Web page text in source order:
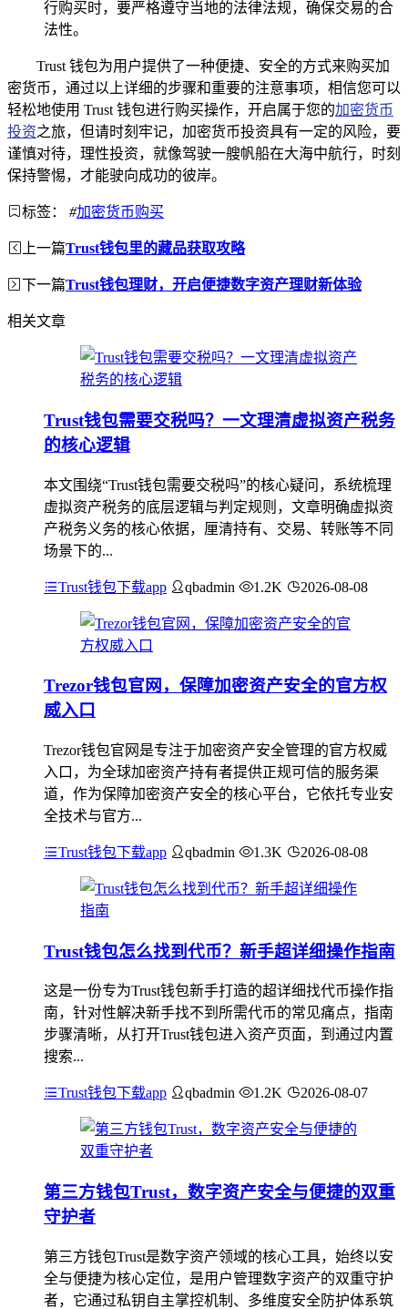
行购买时，要严格遵守当地的法律法规，确保交易的合
法性。
Trust 钱包为用户提供了一种便捷、安全的方式来购买加
密货币，通过以上详细的步骤和重要的注意事项，相信您可以
轻松地使用 Trust 钱包进行购买操作，开启属于您的加密货币
投资之旅，但请时刻牢记，加密货币投资具有一定的风险，要
谨慎对待，理性投资，就像驾驶一艘帆船在大海中航行，时刻
保持警惕，才能驶向成功的彼岸。
标签： #加密货币购买
上一篇Trust钱包里的藏品获取攻略
下一篇Trust钱包理财，开启便捷数字资产理财新体验
相关文章
Trust钱包需要交税吗？一文理清虚拟资产税务
的核心逻辑
本文围绕“Trust钱包需要交税吗”的核心疑问，系统梳理
虚拟资产税务的底层逻辑与判定规则，文章明确虚拟资
产税务义务的核心依据，厘清持有、交易、转账等不同
场景下的...
Trust钱包下载app qbadmin 1.2K 2026-08-08
Trezor钱包官网，保障加密资产安全的官方权
威入口
Trezor钱包官网是专注于加密资产安全管理的官方权威
入口，为全球加密资产持有者提供正规可信的服务渠
道，作为保障加密资产安全的核心平台，它依托专业安
全技术与官方...
Trust钱包下载app qbadmin 1.3K 2026-08-08
Trust钱包怎么找到代币？新手超详细操作指南
这是一份专为Trust钱包新手打造的超详细找代币操作指
南，针对性解决新手找不到所需代币的常见痛点，指南
步骤清晰，从打开Trust钱包进入资产页面，到通过内置
搜索...
Trust钱包下载app qbadmin 1.2K 2026-08-07
第三方钱包Trust，数字资产安全与便捷的双重
守护者
第三方钱包Trust是数字资产领域的核心工具，始终以安
全与便捷为核心定位，是用户管理数字资产的双重守护
者，它通过私钥自主掌控机制、多维度安全防护体系筑